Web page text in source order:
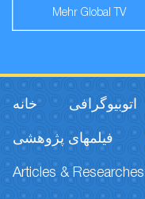
Mehr Global TV
خانه اتوبیوگرافی
فیلمهای پژوهشی
Articles & Researches